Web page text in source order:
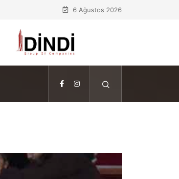
6 Ağustos 2026